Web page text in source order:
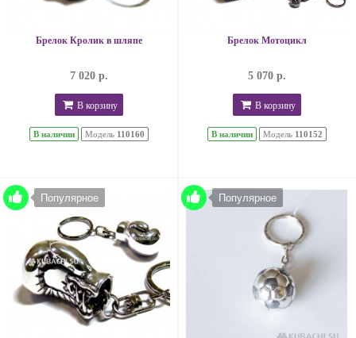
Брелок Кролик в шляпе
7 020 р.
В корзину
В наличии Модель 110160
Брелок Мотоцикл
5 070 р.
В корзину
В наличии Модель 110152
Популярное Популярное